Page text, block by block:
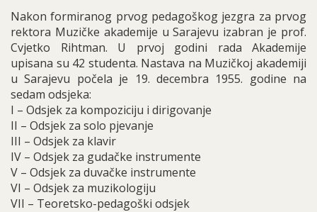
Nakon formiranog prvog pedagoškog jezgra za prvog
rektora Muzičke akademije u Sarajevu izabran je prof.
Cvjetko Rihtman. U prvoj godini rada Akademije
upisana su 42 studenta. Nastava na Muzičkoj akademiji
u Sarajevu počela je 19. decembra 1955. godine na
sedam odsjeka:
I – Odsjek za kompoziciju i dirigovanje
II – Odsjek za solo pjevanje
III – Odsjek za klavir
IV – Odsjek za gudačke instrumente
V – Odsjek za duvačke instrumente
VI – Odsjek za muzikologiju
VII – Teoretsko-pedagoški odsjek